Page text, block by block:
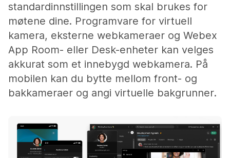
standardinnstillingen som skal brukes for
møtene dine. Programvare for virtuell
kamera, eksterne webkameraer og Webex
App Room- eller Desk-enheter kan velges
akkurat som et innebygd webkamera. På
mobilen kan du bytte mellom front- og
bakkameraer og angi virtuelle bakgrunner.